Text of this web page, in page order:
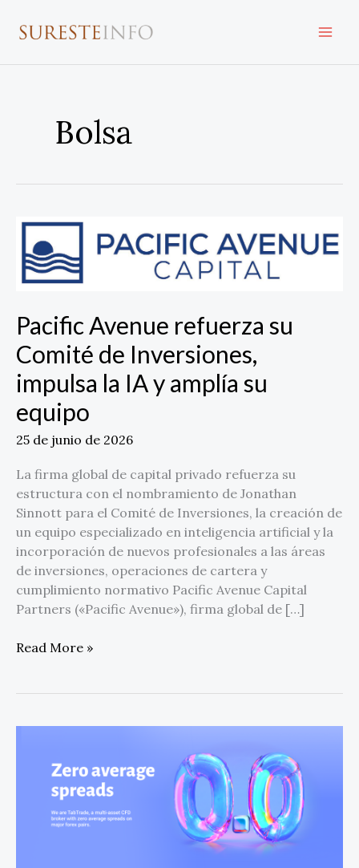
Bolsa
Pacific Avenue refuerza su
Comité de Inversiones,
impulsa la IA y amplía su
equipo
25 de junio de 2026
La firma global de capital privado refuerza su
estructura con el nombramiento de Jonathan
Sinnott para el Comité de Inversiones, la creación de
un equipo especializado en inteligencia artificial y la
incorporación de nuevos profesionales a las áreas
de inversiones, operaciones de cartera y
cumplimiento normativo Pacific Avenue Capital
Partners («Pacific Avenue»), firma global de […]
Pacific
Avenue
refuerza
su
de
Inversiones,
impulsa
la
y
amplía
equipo
Read More »
spreads
medios